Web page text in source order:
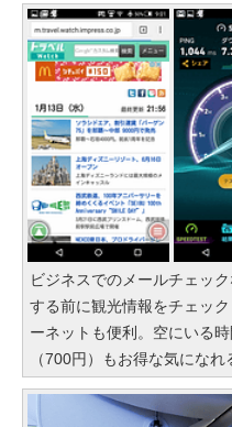
ビジネスでのメールチェッ
する前に観光情報をチェッ
ーネットも便利。空にいる
（700円）もお得な気になれ